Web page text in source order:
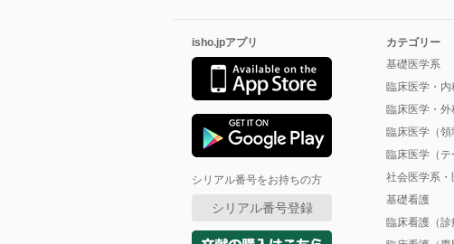
isho.jpアプリ
シリアル番号をお持ちの方
シリアル番号登録
カテゴリー
基礎医学系
臨床医学・内
臨床医学・外
臨床医学（領
臨床医学（テ
社会医学系
基礎看護
臨床看護（診